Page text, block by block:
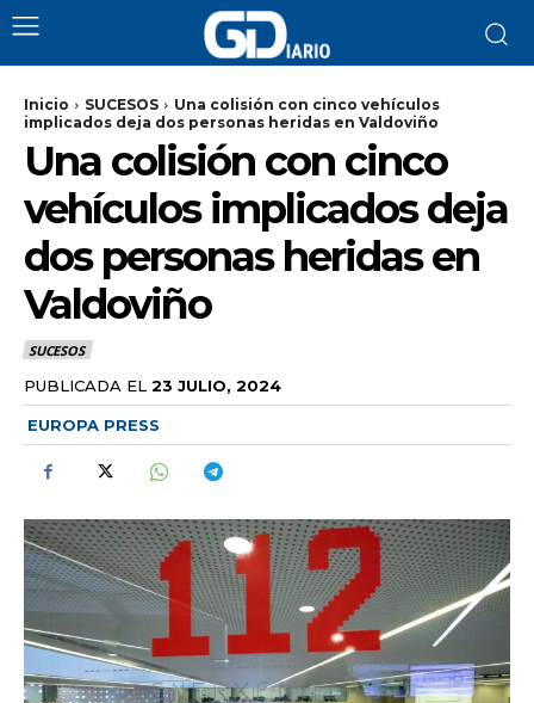
Inicio SUCESOS
Una colisión con cinco vehículos
implicados deja dos personas heridas en Valdoviño
Una colisión con cinco
vehículos implicados deja
dos personas heridas en
Valdoviño
SUCESOS
PUBLICADA EL 23 JULIO, 2024
EUROPA PRESS